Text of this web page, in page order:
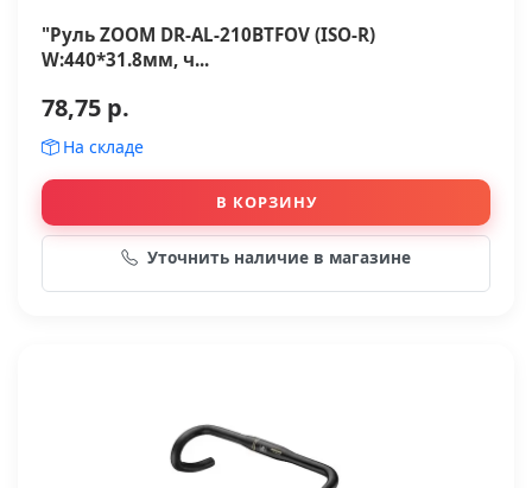
"Руль ZOOM DR-AL-210BTFOV (ISO-R)
W:440*31.8мм, ч...
78,75 р.
На складе
В КОРЗИНУ
Уточнить наличие в магазине